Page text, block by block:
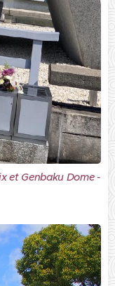
et Genbaku Dome -